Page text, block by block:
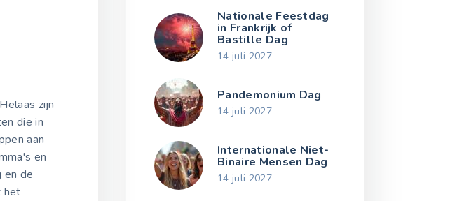
zijn
die in
aan
en
en de
het
Nationale Feestdag
in Frankrijk of
Bastille Dag
14 juli 2027
Pandemonium Dag
14 juli 2027
Internationale Niet-
Binaire Mensen Dag
14 juli 2027